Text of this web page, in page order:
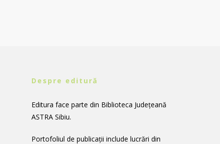
Despre editură
Editura face parte din Biblioteca Județeană
ASTRA Sibiu.
Portofoliul de publicații include lucrări din